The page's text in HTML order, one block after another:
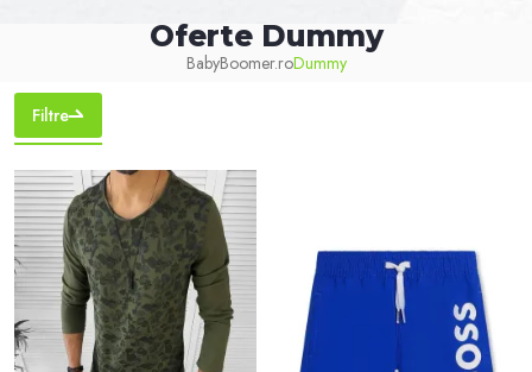
Oferte Dummy
BabyBoomer.roDummy
Filtre